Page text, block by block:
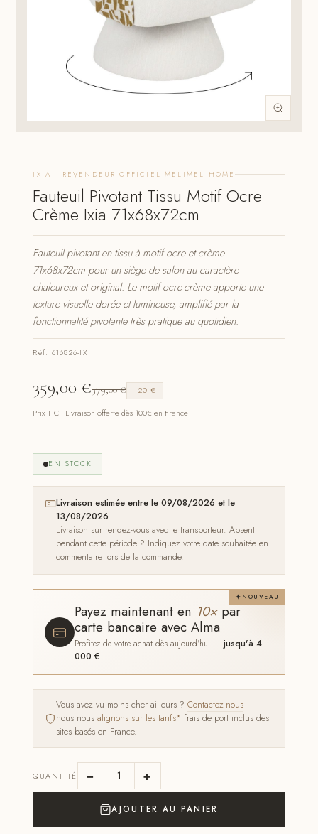
IXIA · REVENDEUR OFFICIEL MELIMEL HOME
Fauteuil Pivotant Tissu Motif Ocre
Crème Ixia 71x68x72cm
Fauteuil pivotant en tissu à motif ocre et crème —
71x68x72cm pour un siège de salon au caractère
chaleureux et original. Le motif ocre-crème apporte une
texture visuelle dorée et lumineuse, amplifié par la
fonctionnalité pivotante très pratique au quotidien.
Réf. 616826-IX
359,00 €379,00€ −20 €
Prix TTC · Livraison offerte dès 100€ en France
EN STOCK
Livraison estimée entre le 09/08/2026 et le
13/08/2026
Livraison sur rendez-vous avec le transporteur. Absent
pendant cette période ? Indiquez votre date souhaitée en
commentaire lors de la commande.
NOUVEAU
Payez maintenant en 10×par
carte bancaire avec Alma
Profitez de votre achat dès aujourd'hui —jusqu'à 4
000 €
Vous avez vu moins cher ailleurs ?Contactez-nous —
nous nousalignons sur les tarifs* frais de port inclus des
sites basés en France.
QUANTITÉ − +
AJOUTER AU PANIER